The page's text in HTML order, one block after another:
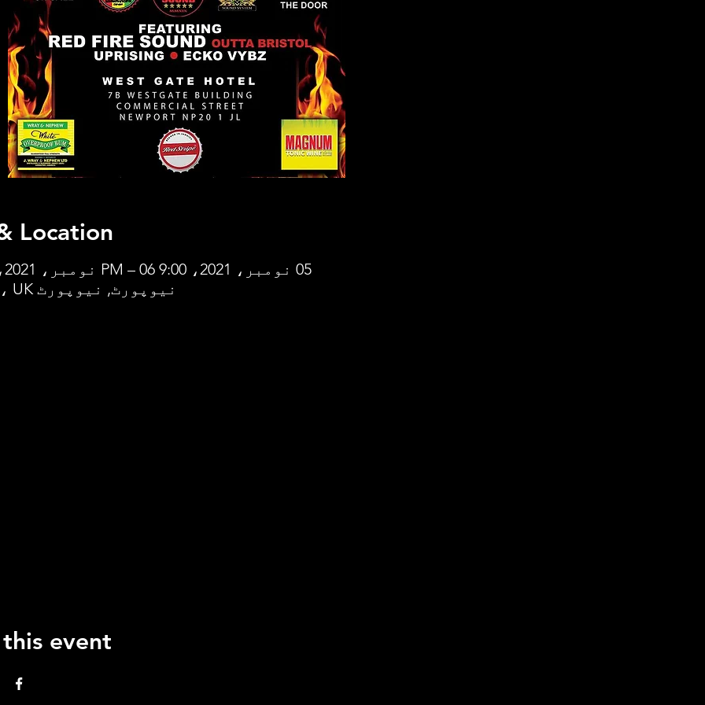
Location
05 نومبر، 2021، 9:00 PM – 06 نومبر، 2021، 4:00 AM
نیوپورٹ, نیوپورٹ NP20 1JL، UK
event